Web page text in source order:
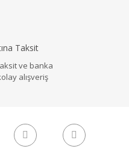
Taksit
ve banka
alışveriş